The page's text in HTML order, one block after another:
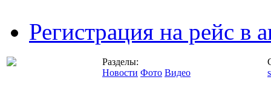
Регистрация на рейс в
Разделы:
Новости Фото Видео